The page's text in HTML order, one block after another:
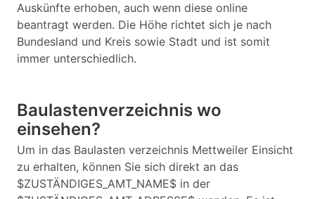
Auskünfte erhoben, auch wenn diese online
beantragt werden. Die Höhe richtet sich je nach
Bundesland und Kreis sowie Stadt und ist somit
immer unterschiedlich.
Baulastenverzeichnis wo
einsehen?
Um in das Baulasten verzeichnis Mettweiler Einsicht
zu erhalten, können Sie sich direkt an das
$ZUSTÄNDIGES_AMT_NAME$ in der